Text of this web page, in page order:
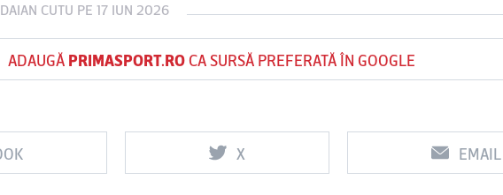
DAIAN CUTU PE 17 IUN 2026
ADAUGĂ PRIMASPORT.ROCA SURSĂ PREFERATĂ ÎN GOOGLE
X EMAIL
Sepsi OSK Sf
Vs
FCSB UTA Arad
0
Vs
Rapid
0